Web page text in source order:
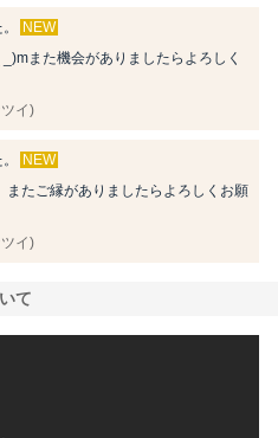
NEW
また機会がありましたらよろしく
イ)
NEW
またご縁がありましたらよろしくお願
イ)
て